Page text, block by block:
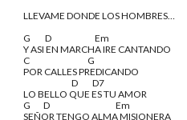
LLEVAME DONDE LOS HOMBRES…
G         D                           Em
Y ASI EN MARCHA IRE CANTANDO
C                                    G
POR CALLES PREDICANDO
                              D         D7
LO BELLO QUE ES TU AMOR
G        D                                         Em
SEÑOR TENGO ALMA MISIONERA